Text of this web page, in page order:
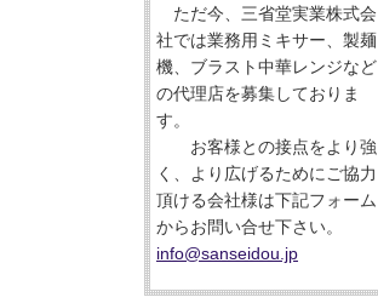
ただ今、三省堂実業株式会
社では業務用ミキサー、製麺
機、ブラスト中華レンジなど
の代理店を募集しておりま
す。
お客様との接点をより強
く、より広げるためにご協力
頂ける会社様は下記フォーム
からお問い合せ下さい。
info@sanseidou.jp